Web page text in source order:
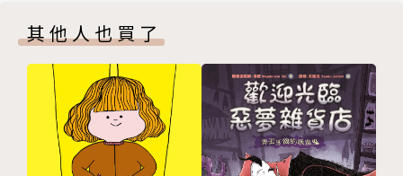
惱自己為什麼當時說不出漂亮的話來反擊回去，但後來
又會為了維繫友情而不斷妥協、忍讓。直到有一天，她
來到「舌戰道修練館」。
娜允開始舌戰道的修練之路，隨著段位一階一階突破，
她在學校的日子也不再一樣，世雅和其他同學也都發現
導讀 唯有發自內心，才能深入人心
閱讀延伸活動
作者、繪者及譯者簡介
版權頁
其他人也買了